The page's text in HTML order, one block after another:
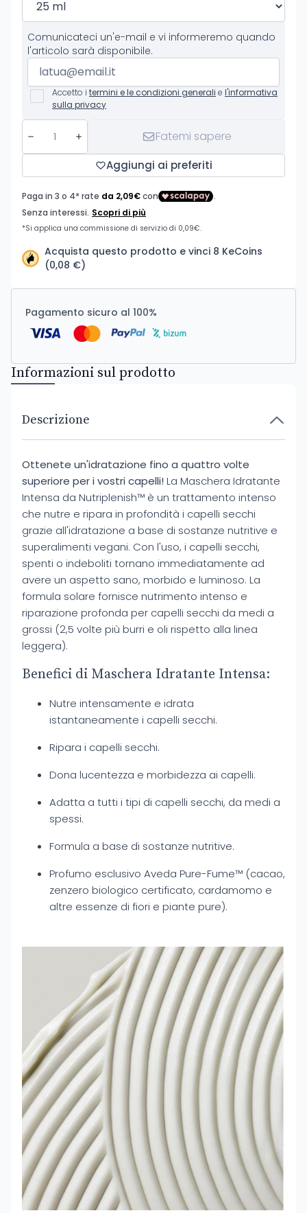
Comunicateci un'e-mail e vi informeremo quando
l'articolo sarà disponibile.
Accetto i termini e le condizioni generali e l'informativa
sulla privacy
Fatemi sapere
Aggiungi ai preferiti
Acquista questo prodotto e vinci 8 KeCoins
(0,08 €)
Pagamento sicuro al 100%
Informazioni sul prodotto
Descrizione
Ottenete un'idratazione fino a quattro volte
superiore per i vostri capelli! La Maschera Idratante
Intensa da Nutriplenish™ è un trattamento intenso
che nutre e ripara in profondità i capelli secchi
grazie all'idratazione a base di sostanze nutritive e
superalimenti vegani. Con l'uso, i capelli secchi,
spenti o indeboliti tornano immediatamente ad
avere un aspetto sano, morbido e luminoso. La
formula solare fornisce nutrimento intenso e
riparazione profonda per capelli secchi da medi a
grossi (2,5 volte più burri e oli rispetto alla linea
leggera).
Benefici di Maschera Idratante Intensa:
Nutre intensamente e idrata
istantaneamente i capelli secchi.
Ripara i capelli secchi.
Dona lucentezza e morbidezza ai capelli.
Adatta a tutti i tipi di capelli secchi, da medi a
spessi.
Formula a base di sostanze nutritive.
Profumo esclusivo Aveda Pure-Fume™ (cacao,
zenzero biologico certificato, cardamomo e
altre essenze di fiori e piante pure).